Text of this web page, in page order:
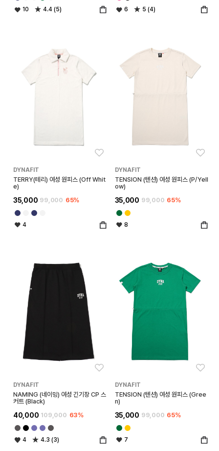
10 4.4 (5) 6 5 (4)
DYNAFIT
TERRY(테리) 여성 원피스 (Off Whit
e)
35,000 99,000 65%
4
DYNAFIT
TENSION (텐션) 여성 원피스 (P/Yell
ow)
35,000 99,000 65%
8
DYNAFIT
NAMING (네이밍) 여성 긴기장 CP 스
커트 (Black)
40,000 109,000 63%
4 4.3 (3)
DYNAFIT
TENSION (텐션) 여성 원피스 (Gree
n)
35,000 99,000 65%
7